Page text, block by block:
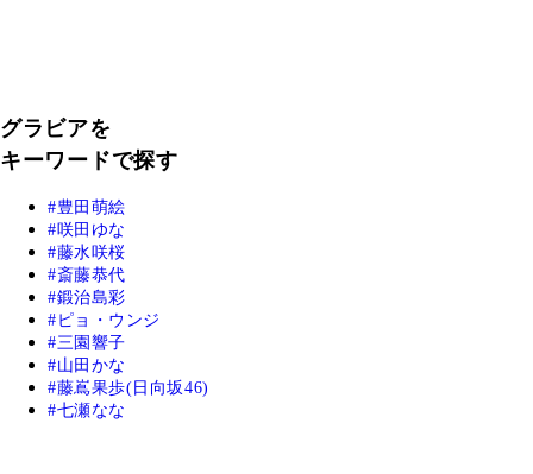
グラビアを
キーワードで探す
豊田萌絵
咲田ゆな
藤水咲桜
斎藤恭代
鍛治島彩
ピョ・ウンジ
三園響子
山田かな
藤嶌果歩(日向坂46)
七瀬なな